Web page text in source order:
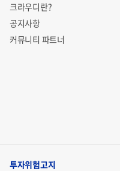
크라우디란?
공지사항
커뮤니티 파트너
투자위험고지